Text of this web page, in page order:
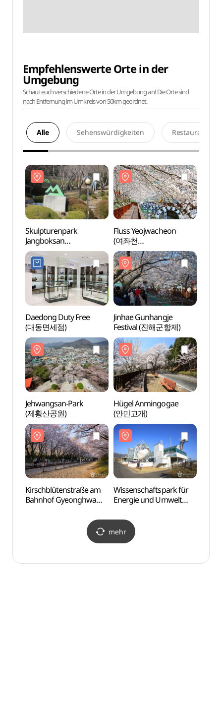
Empfehlenswerte Orte in der
Umgebung
Schaut euch verschiedene Orte in der Umgebung an! Die Orte sind
nach Entfernung im Umkreis von 50km geordnet.
Alle Sehenswürdigkeiten Restaurants
Skulpturenpark
Jangboksan
(장복산조각공원)
Fluss Yeojwacheon
(여좌천
(여좌천로망스다리))
Daedong Duty Free
(대동면세점)
Jinhae Gunhangje
Festival (진해군항제)
Jehwangsan-Park
(제황산공원)
Hügel Anmingogae
(안민고개)
Kirschblütenstraße am
Bahnhof Gyeonghwa
Wissenschaftspark für
Energie und Umwelt
에너지전시관)
mehr